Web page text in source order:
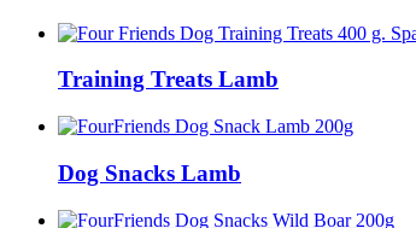
Training Treats Lamb
Dog Snacks Lamb